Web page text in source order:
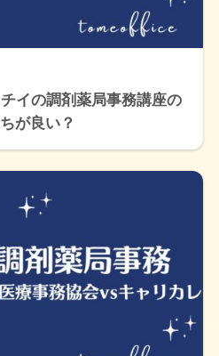
イの調剤薬局事務講座の
が良い？